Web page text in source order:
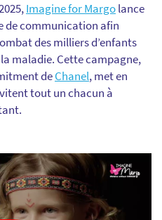
Imagine for Margolance
de communication afin
des milliers d’enfants
maladie. Cette campagne,
deChanel, met en
tout un chacun à